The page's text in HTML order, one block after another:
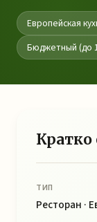
Европейская
Бюджетный (до
Кратко
ТИП
Ресторан ·